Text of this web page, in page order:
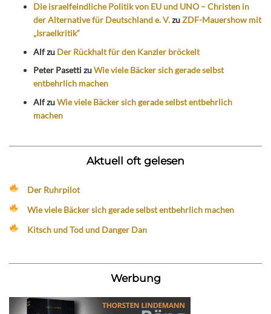
Die israelfeindliche Politik von EU und UNO – Christen in
der Alternative für Deutschland e. V.zuZDF-Mauershow mit
„Israelkritik“
Alfzu Der Rückhalt für den Kanzler bröckelt
Peter PasettizuWie viele Bäcker sich gerade selbst
entbehrlich machen
AlfzuWie viele Bäcker sich gerade selbst entbehrlich
machen
Aktuell oft gelesen
Der Ruhrpilot
Wie viele Bäcker sich gerade selbst entbehrlich machen
Kitsch und Tod und Danger Dan
Werbung